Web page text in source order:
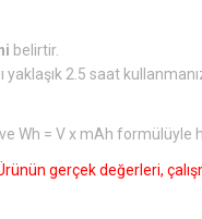
belirtir.
2.5 saat
Wh = V x mAh formülüyle
gerçek değerleri,